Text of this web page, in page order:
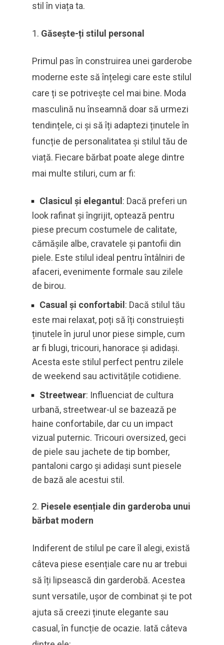
stil în viața ta.
Găsește-ți stilul personal
Primul pas în construirea unei garderobe
moderne este să înțelegi care este stilul
care ți se potrivește cel mai bine. Moda
masculină nu înseamnă doar să urmezi
tendințele, ci și să îți adaptezi ținutele în
funcție de personalitatea și stilul tău de
viață. Fiecare bărbat poate alege dintre
mai multe stiluri, cum ar fi:
Clasicul și elegantul : Dacă preferi un
look rafinat și îngrijit, optează pentru
piese precum costumele de calitate,
cămășile albe, cravatele și pantofii din
piele. Este stilul ideal pentru întâlniri de
afaceri, evenimente formale sau zilele
de birou.
Casual și confortabil : Dacă stilul tău
este mai relaxat, poți să îți construiești
ținutele în jurul unor piese simple, cum
ar fi blugi, tricouri, hanorace și adidași.
Acesta este stilul perfect pentru zilele
de weekend sau activitățile cotidiene.
Streetwear: Influenciat de cultura
urbană, streetwear-ul se bazează pe
haine confortabile, dar cu un impact
vizual puternic. Tricouri oversized, geci
de piele sau jachete de tip bomber,
pantaloni cargo și adidași sunt piesele
de bază ale acestui stil.
Piesele esențiale din garderoba unui
bărbat modern
Indiferent de stilul pe care îl alegi, există
câteva piese esențiale care nu ar trebui
să îți lipsească din garderobă. Acestea
sunt versatile, ușor de combinat și te pot
ajuta să creezi ținute elegante sau
casual, în funcție de ocazie. Iată câteva